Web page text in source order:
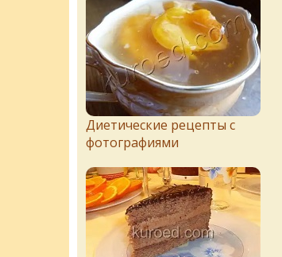
Диетические рецепты с
фотографиями